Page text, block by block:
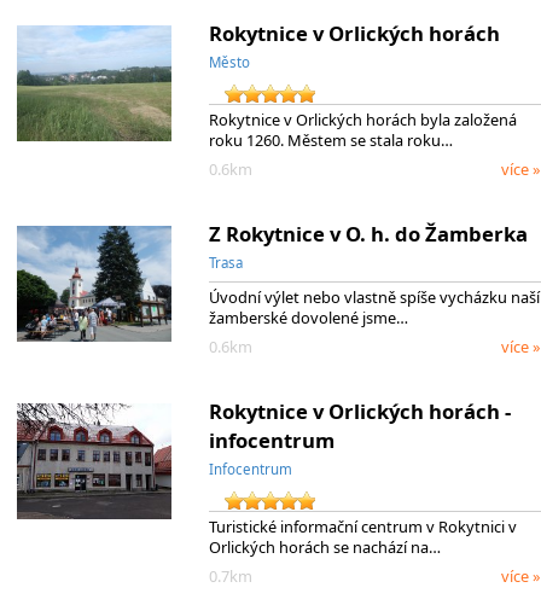
Rokytnice v Orlických horách
Město
Rokytnice v Orlických horách byla založená
roku 1260. Městem se stala roku…
0.6km
více »
Z Rokytnice v O. h. do Žamberka
Trasa
Úvodní výlet nebo vlastně spíše vycházku naší
žamberské dovolené jsme…
0.6km
více »
Rokytnice v Orlických horách -
infocentrum
Infocentrum
Turistické informační centrum v Rokytnici v
Orlických horách se nachází na…
0.7km
více »